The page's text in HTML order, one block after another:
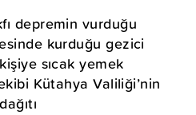
depremin vurduğu
kurduğu gezici
sıcak yemek
Kütahya Valiliği’nin